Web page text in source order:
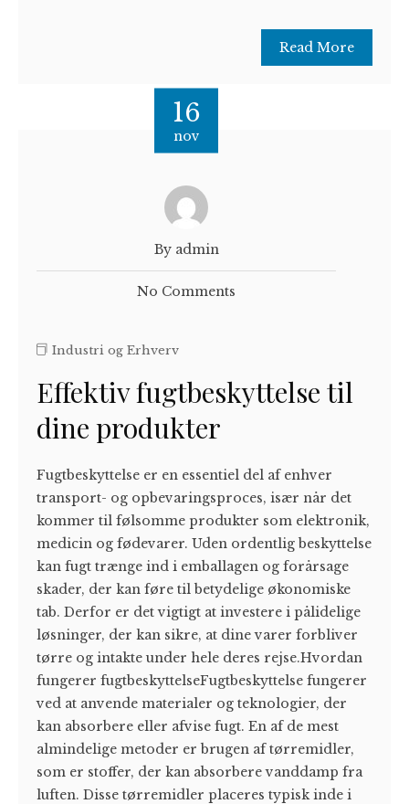
Read More
16
nov
By admin
No Comments
Industri og Erhverv
Effektiv fugtbeskyttelse til
dine produkter
Fugtbeskyttelse er en essentiel del af enhver
transport- og opbevaringsproces, især når det
kommer til følsomme produkter som elektronik,
medicin og fødevarer. Uden ordentlig beskyttelse
kan fugt trænge ind i emballagen og forårsage
skader, der kan føre til betydelige økonomiske
tab. Derfor er det vigtigt at investere i pålidelige
løsninger, der kan sikre, at dine varer forbliver
tørre og intakte under hele deres rejse.Hvordan
fungerer fugtbeskyttelseFugtbeskyttelse fungerer
ved at anvende materialer og teknologier, der
kan absorbere eller afvise fugt. En af de mest
almindelige metoder er brugen af tørremidler,
som er stoffer, der kan absorbere vanddamp fra
luften. Disse tørremidler placeres typisk inde i